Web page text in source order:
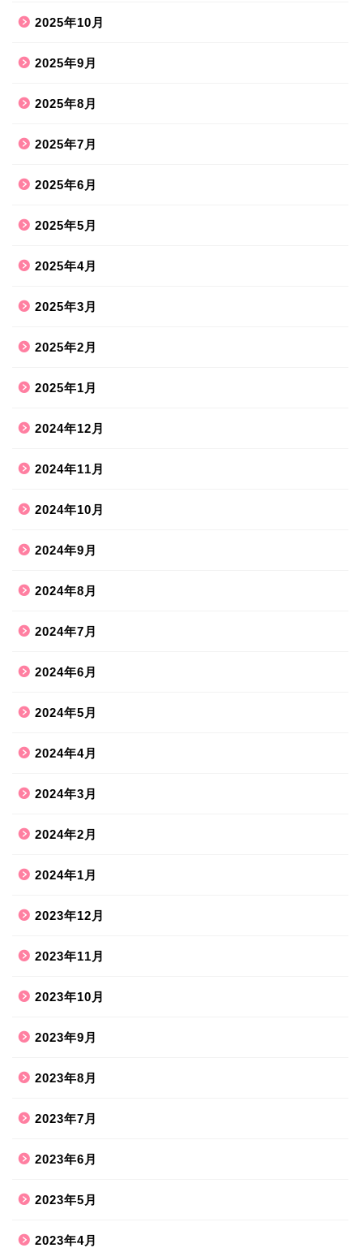
2025年10月
2025年9月
2025年8月
2025年7月
2025年6月
2025年5月
2025年4月
2025年3月
2025年2月
2025年1月
2024年12月
2024年11月
2024年10月
2024年9月
2024年8月
2024年7月
2024年6月
2024年5月
2024年4月
2024年3月
2024年2月
2024年1月
2023年12月
2023年11月
2023年10月
2023年9月
2023年8月
2023年7月
2023年6月
2023年5月
2023年4月